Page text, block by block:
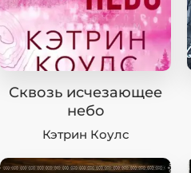
Сквозь исчезающее
небо
Кэтрин Коулc